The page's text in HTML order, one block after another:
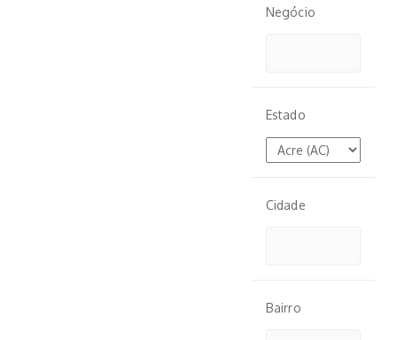
Negócio
Estado
Cidade
Bairro